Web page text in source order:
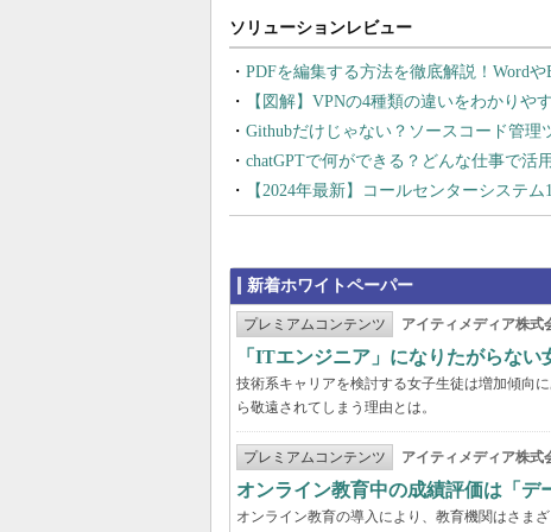
PDFを編集する方法を徹底解説！Word
【図解】VPNの4種類の違いをわかりや
Githubだけじゃない？ソースコード管理
chatGPTで何ができる？どんな仕事で活
【2024年最新】コールセンターシステ
新着ホワイトペーパー
プレミアムコンテンツ アイティメディア株式
「ITエンジニア」になりたがらない
技術系キャリアを検討する女子生徒は増加傾向
ら敬遠されてしまう理由とは。
プレミアムコンテンツ アイティメディア株式
オンライン教育中の成績評価は「
オンライン教育の導入により、教育機関はさま